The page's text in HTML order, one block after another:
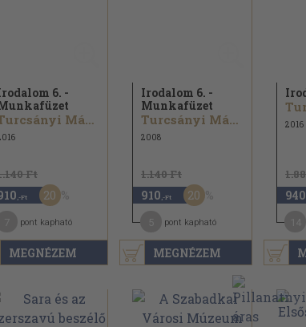
MEGNÉZEM
6. -
Turcsányi Márta
Ft
,-Ft 20
pont kapható
MEGNÉZEM
Irodalom 6. -
Munkafüzet
Turcsányi Márta
2008
1.140 Ft
910 ,-Ft 20
pont kapható
2016
940